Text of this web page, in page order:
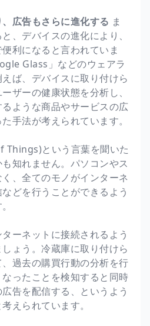
広告もさらに進化する ま
、デバイスの進化により、
利になると言われていま
Glass」などのウェアラ
ば、デバイスに取り付けら
ザーの健康状態を分析し、
ような商品やサービスの広
手法が考えられています。
という言葉を聞いた
知れません。パソコンやス
、全てのモノがインターネ
どを行うことができるよう
ーネットに接続されるよう
ょう。冷蔵庫に取り付けら
過去の購買行動の分析を行
ったことを検知すると同時
告を配信する、というよう
えられています。